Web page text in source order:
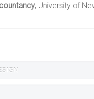
, University of